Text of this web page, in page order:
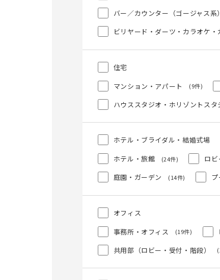
バー／カウンター（ゴージャス系）
ビリヤード・ダーツ・カラオケ・
住宅
マンション・アパート
(9件)
ハウススタジオ・ホリゾントスタ
ホテル・ブライダル・結婚式場
ホテル・旅館
(24件) ロ
庭園・ガーデン (14件) プ
オフィス
事務所・オフィス
(19件)
共用部（ロビー・受付・階段）